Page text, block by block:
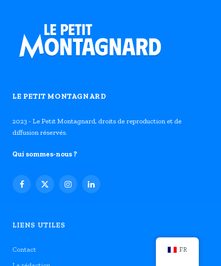
LE PETIT MONTAGNARD
2023 - Le Petit Montagnard, droits de reproduction et de
diffusion réservés.
Qui sommes-nous ?
Facebook
X
InstagramLinkedIn
LIENS UTILES
Contact
FR